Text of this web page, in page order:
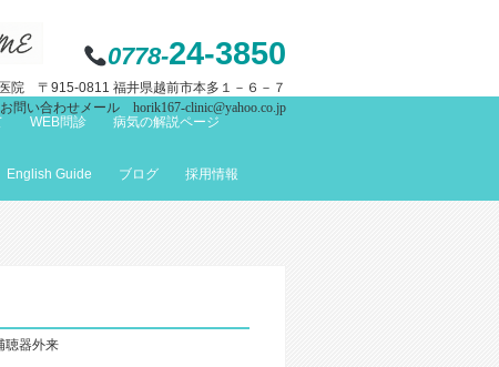
0778-24-3850
院 〒915-0811 福井県越前市本多１－６－７
お問い合わせメール horik167-clinic@yahoo.co.jp
WEB問診 病気の解説ページ
English Guide ブログ 採用情報
聴器外来